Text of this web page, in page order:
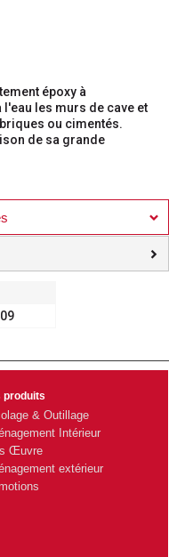
époxy à
les murs de cave et
ou cimentés.
de sa grande
produits
& Outillage
Intérieur
Œuvre
extérieur